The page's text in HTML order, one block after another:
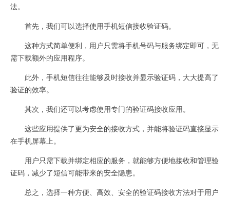
法。
首先，我们可以选择使用手机短信接收验证码。
这种方式简单便利，用户只需将手机号码与服务绑定即可，无
需下载额外的应用程序。
此外，手机短信往往能够及时接收并显示验证码，大大提高了
验证的效率。
其次，我们还可以考虑使用专门的验证码接收应用。
这些应用提供了更为安全的接收方式，并能将验证码直接显示
在手机屏幕上。
用户只需下载并绑定相应的服务，就能够方便地接收和管理验
证码，减少了短信可能带来的安全隐患。
总之，选择一种方便、高效、安全的验证码接收方法对于用户